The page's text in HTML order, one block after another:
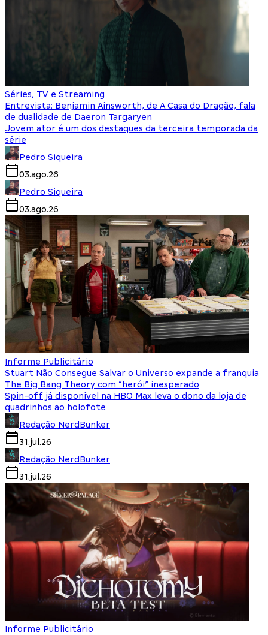
Séries, TV e Streaming
Entrevista: Benjamin Ainsworth, de A Casa do Dragão, fala
de dualidade de Daeron Targaryen
Jovem ator é um dos destaques da terceira temporada da
série
Pedro Siqueira
03.ago.26
Pedro Siqueira
03.ago.26
Informe Publicitário
Stuart Não Consegue Salvar o Universo expande a franquia
The Big Bang Theory com “herói” inesperado
Spin-off já disponível na HBO Max leva o dono da loja de
quadrinhos ao holofote
Redação NerdBunker
31.jul.26
Redação NerdBunker
31.jul.26
Informe Publicitário